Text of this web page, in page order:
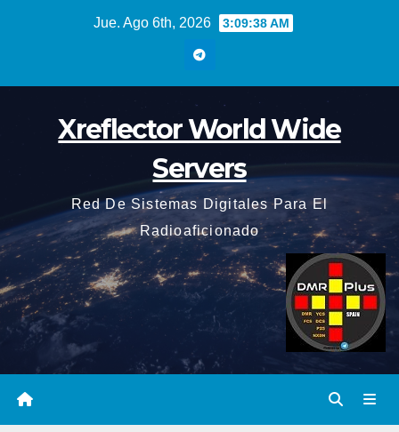
Jue. Ago 6th, 2026 3:09:39 AM
Xreflector World Wide
Servers
Red De Sistemas Digitales Para El
Radioaficionado